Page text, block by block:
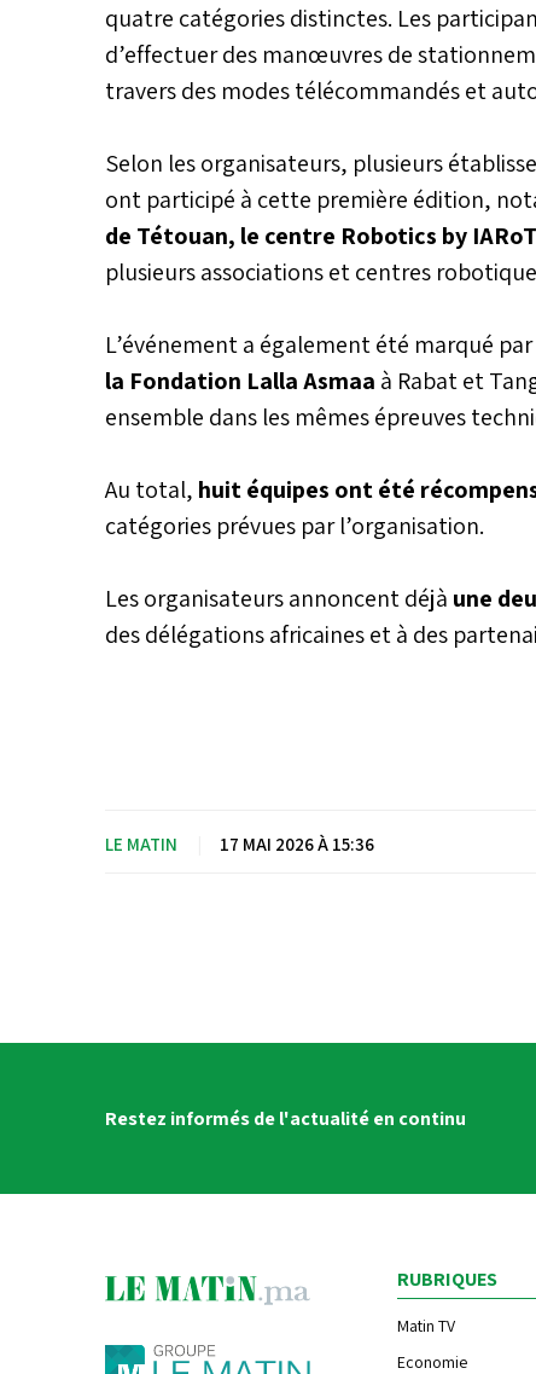
quatre catégories distinctes. Les
d’effectuer des manœuvres de
travers des modes télécommandés et
Selon les organisateurs, plusieurs
ont participé à cette première édition,
de Tétouan, le centre Robotics by
plusieurs associations et centres
L’événement a également été marqué
la Fondation Lalla Asmaa à Rabat et
ensemble dans les mêmes épreuves
Au total, huit équipes ont été
catégories prévues par l’organisation.
Les organisateurs annoncent déjà une
des délégations africaines et à des
LE MATIN 17 MAI 2026 À 15:36
Restez informés de l'actualité en continu
RUBRIQUES
Matin TV
Economie